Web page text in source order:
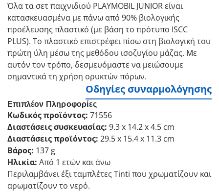
Όλα τα σετ παιχνιδιού PLAYMOBIL JUNIOR είναι
κατασκευασμένα με πάνω από 90% βιολογικής
προέλευσης πλαστικό (με βάση το πρότυπο ISCC
PLUS). Το πλαστικό επιστρέφει πίσω στη βιολογική του
πρώτη ύλη μέσω της μεθόδου ισοζυγίου μάζας. Με
αυτόν τον τρόπο, δεσμευόμαστε να μειώσουμε
σημαντικά τη χρήση ορυκτών πόρων.
Οδηγίες συναρμολόγησης
Επιπλέον Πληροφορίες
Κωδικός προϊόντος: 71556
Διαστάσεις συσκευασίας: 9.3 x 14.2 x 4.5 cm
Διαστάσεις προϊόντος: 29.5 x 15.4 x 11.3 cm
Βάρος: 137 g
Ηλικία: Από 1 ετών και άνω
Περιλαμβάνει έξι ταμπλέτες Tinti που χρωματίζουν και
αρωματίζουν το νερό.